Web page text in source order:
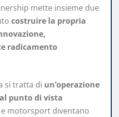
mette insieme due
costruire la propria
radicamento
si tratta di un’operazione
punto di vista
e motorsport diventano